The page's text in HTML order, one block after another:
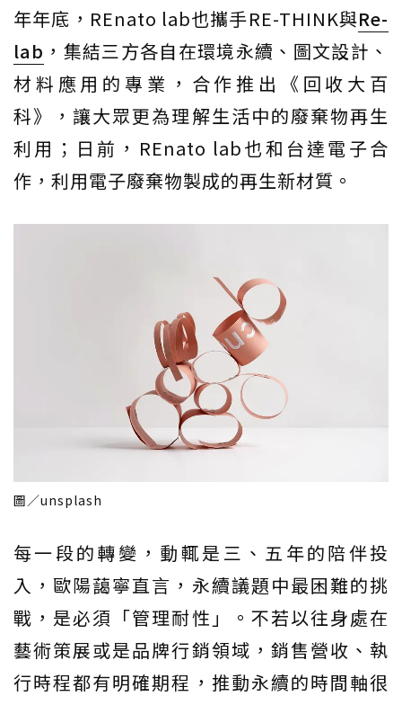
年年底，REnato lab也攜手RE-THINK與Re-
lab ，集結三方各自在環境永續、圖文設計、
材料應用的專業，合作推出《回收大百
科》，讓大眾更為理解生活中的廢棄物再生
利用；日前，REnato lab也和台達電子合
作，利用電子廢棄物製成的再生新材質。
圖／unsplash
每一段的轉變，動輒是三、五年的陪伴投
入，歐陽藹寧直言，永續議題中最困難的挑
戰，是必須「管理耐性」。不若以往身處在
藝術策展或是品牌行銷領域，銷售營收、執
行時程都有明確期程，推動永續的時間軸很